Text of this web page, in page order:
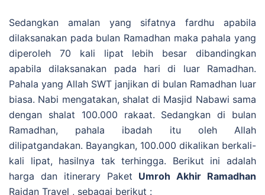
Sedangkan amalan yang sifatnya fardhu apabila
dilaksanakan pada bulan Ramadhan maka pahala yang
diperoleh 70 kali lipat lebih besar dibandingkan
apabila dilaksanakan pada hari di luar Ramadhan.
Pahala yang Allah SWT janjikan di bulan Ramadhan luar
biasa. Nabi mengatakan, shalat di Masjid Nabawi sama
dengan shalat 100.000 rakaat. Sedangkan di bulan
Ramadhan, pahala ibadah itu oleh Allah
dilipatgandakan. Bayangkan, 100.000 dikalikan berkali-
kali lipat, hasilnya tak terhingga. Berikut ini adalah
harga dan itinerary Paket Umroh Akhir Ramadhan
Raidan Travel , sebagai berikut :